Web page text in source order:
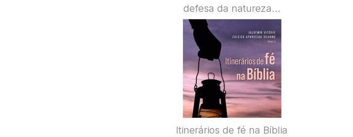
defesa da natureza...
Itinerários de fé na Bíblia